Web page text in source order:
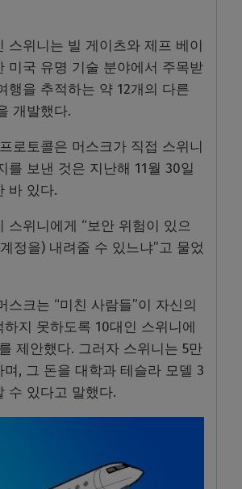
스위니는 빌 게이츠와 제프 베이
미국 유명 기술 분야에서 주목받
행을 추적하는 약 12개의 다른
개발했다.
로토콜은 머스크가 직접 스위니
를 보낸 것은 지난해 11월 30일
바 있다.
스위니에게 “보안 위험이 있으
정을) 내려줄 수 있느냐”고 물었
스크는 “미친 사람들”이 자신의
지 못하도록 10대인 스위니에
제안했다. 그러자 스위니는 5만
며, 그 돈을 대학과 테슬라 모델 3
수 있다고 말했다.